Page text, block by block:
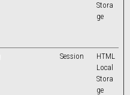
Stora
ge
Session
HTML
Local
Stora
ge